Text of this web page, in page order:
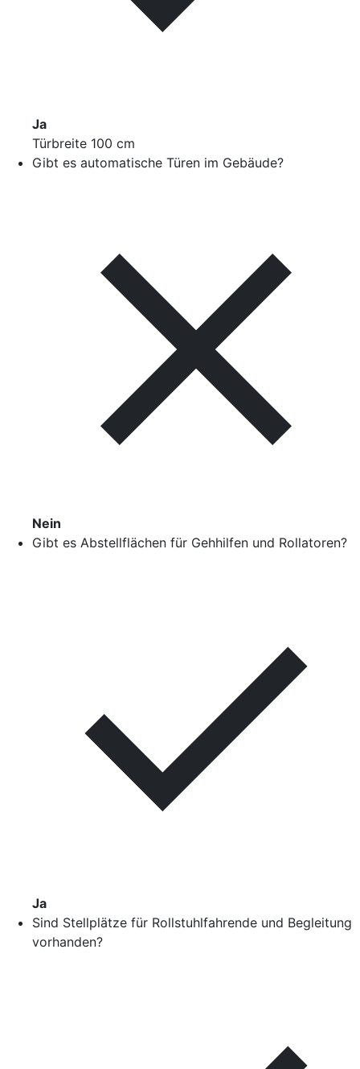
Ja
Türbreite 100 cm
Gibt es automatische Türen im Gebäude?
Nein
Gibt es Abstellflächen für Gehhilfen und Rollatoren?
Ja
Sind Stellplätze für Rollstuhlfahrende und Begleitung
vorhanden?